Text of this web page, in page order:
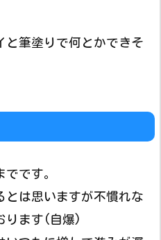
と筆塗りで何とかできそ
です。
とは思いますが不慣れな
ります(自爆)